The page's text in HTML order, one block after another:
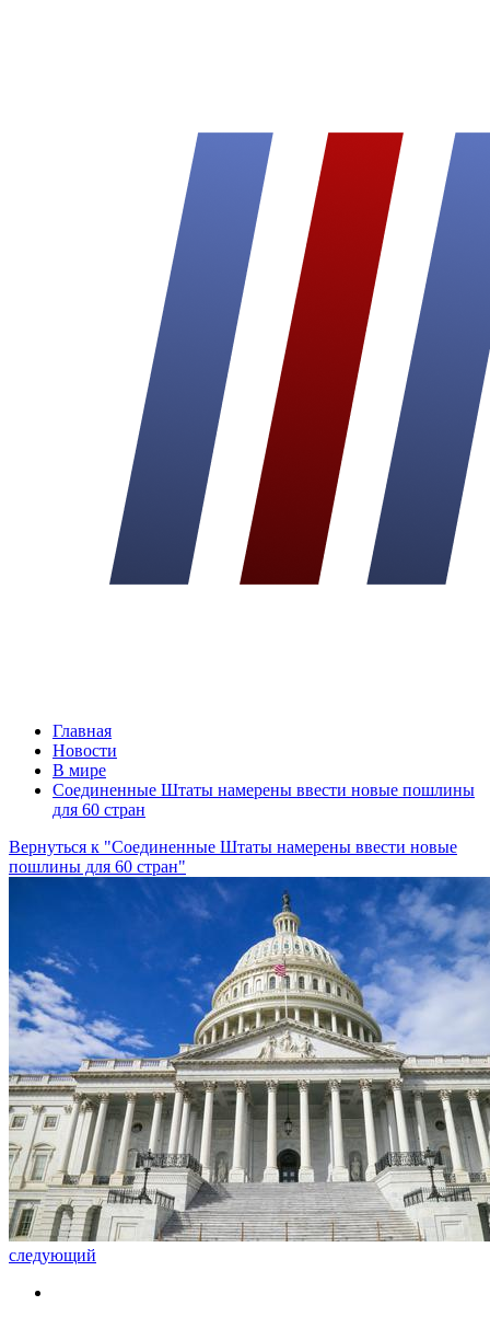
Главная
Новости
В мире
Соединенные Штаты намерены ввести новые пошлины
для 60 стран
Вернуться к "Соединенные Штаты намерены ввести новые
пошлины для 60 стран"
следующий